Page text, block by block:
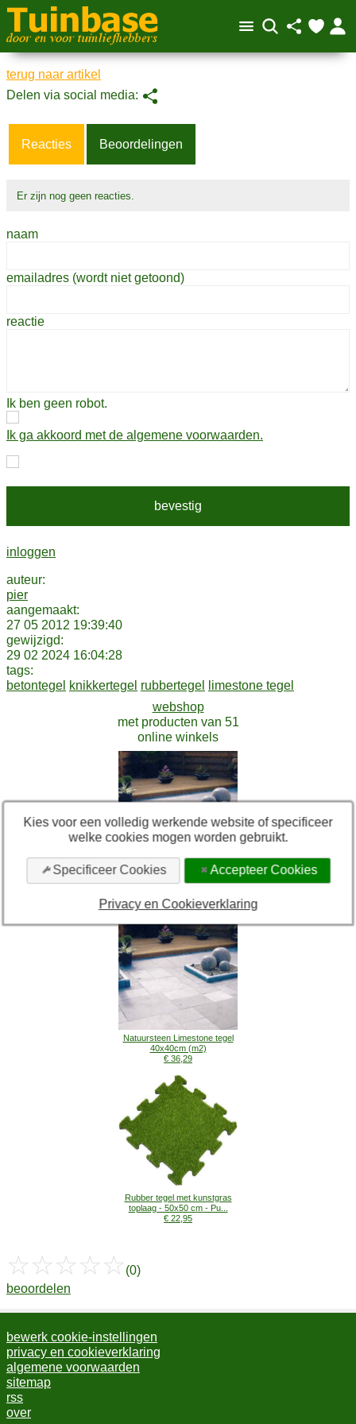
terug naar artikel
Reacties Beoordelingen
Er zijn nog geen reacties.
naam
emailadres (wordt niet getoond)
reactie
Ik ben geen robot.
Ik ga akkoord met de algemene voorwaarden.
inloggen
auteur:
pier
aangemaakt:
27 05 2012 19:39:40
gewijzigd:
29 02 2024 16:04:28
tags:
betontegel knikkertegel rubbertegel
limestone tegel
webshop
met producten van 51
online winkels
Limestone tegel natuursteen
€ 36,29
Natuursteen Limestone tegel
40x40cm (m2)
€ 36,29
Rubber tegel met kunstgras
toplaag - 50x50 cm - Pu...
€ 22,95
☆☆☆☆☆ (0)
beoordelen
bewerk cookie-instellingen
privacy en cookieverklaring
algemene voorwaarden
sitemap
rss
over
Kies voor een volledig werkende website of specificeer
welke cookies mogen worden gebruikt.
Specificeer Cookies Accepteer Cookies
Privacy en Cookieverklaring